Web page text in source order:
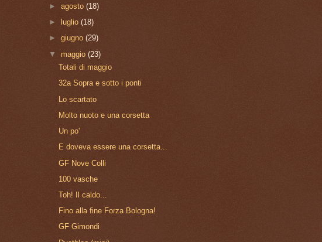
►giugno (29)
▼maggio(23)
Totali di maggio
32a Sopra e sotto i ponti
Lo scartato
Molto nuoto e una corsetta
Un po'
E doveva essere una corsetta...
GF Nove Colli
100 vasche
Toh! Il caldo...
Fino alla fine Forza Bologna!
GF Gimondi
Duathlon (mini)
Triathlon!